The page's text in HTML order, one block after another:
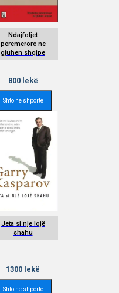
Ndajfoljet
peremerore ne
gjuhen shqipe
800lekë
Shto në shportë
Jeta si nje lojë
shahu
1300 lekë
Shto në shportë